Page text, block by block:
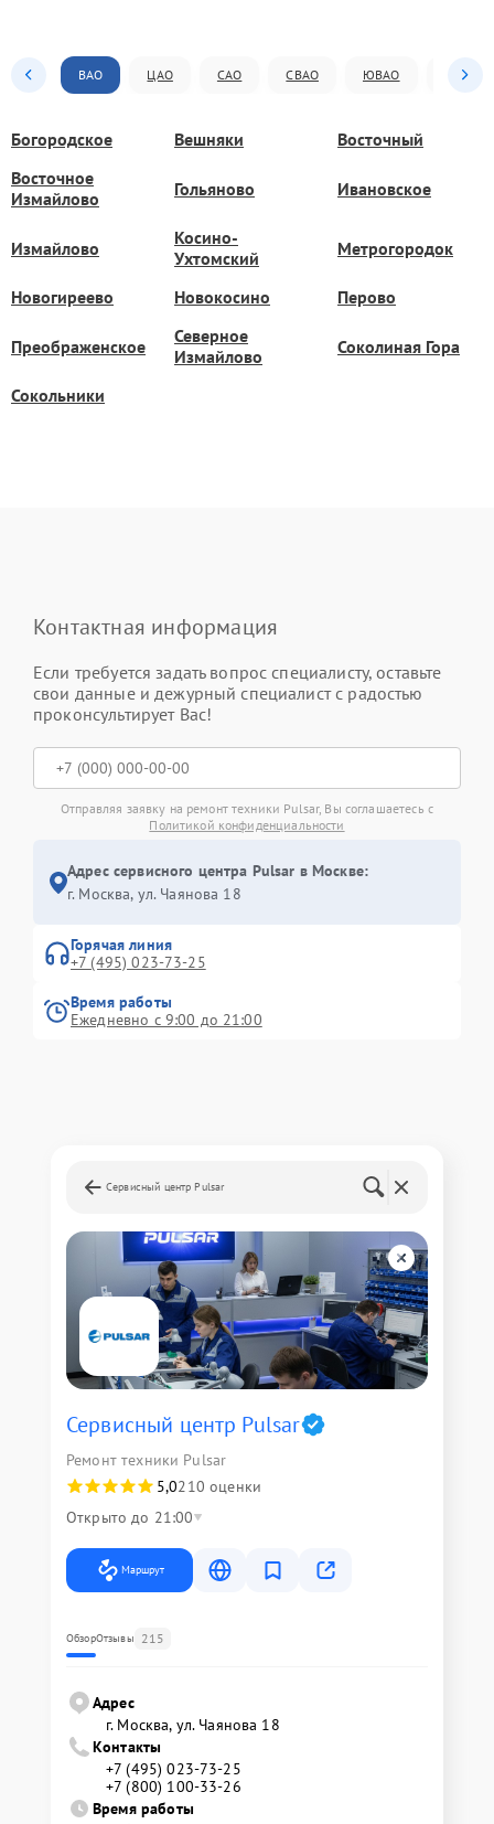
ВАО ЦАО САО СВАО ЮВАО ЮАО
Богородское Вешняки
Восточный
Восточное
Измайлово
Гольяново Ивановское
Измайлово
Косино-
Ухтомский
Метрогородок
Новогиреево Новокосино Перово
Преображенское
Северное
Измайлово
Соколиная Гора
Сокольники
Контактная информация
Если требуется задать вопрос специалисту, оставьте
свои данные и дежурный специалист с радостью
проконсультирует Вас!
Отправляя заявку на ремонт техники Pulsar, Вы соглашаетесь с
Политикой конфиденциальности
Адрес сервисного центра Pulsar в Москве:
г. Москва, ул. Чаянова 18
Горячая линия
+7 (495) 023-73-25
Время работы
Ежедневно с 9:00 до 21:00
Сервисный центр Pulsar
Сервисный центр Pulsar
Ремонт техники Pulsar
5,0210 оценки
Открыто до 21:00
Маршрут
ОбзорОтзывы 215
Адрес
г. Москва, ул. Чаянова 18
Контакты
+7 (495) 023-73-25
+7 (800) 100-33-26
Время работы